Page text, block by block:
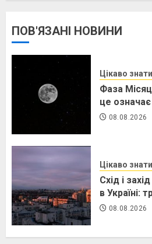
ПОВ'ЯЗАНІ НОВИНИ
Цікаво знати
Фаза
це
08.08.2026
Цікаво знати
Схід і
в Україні:
08.08.2026